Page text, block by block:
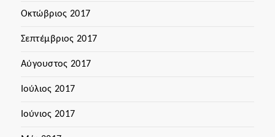
Οκτώβριος 2017
Σεπτέμβριος 2017
Αύγουστος 2017
Ιούλιος 2017
Ιούνιος 2017